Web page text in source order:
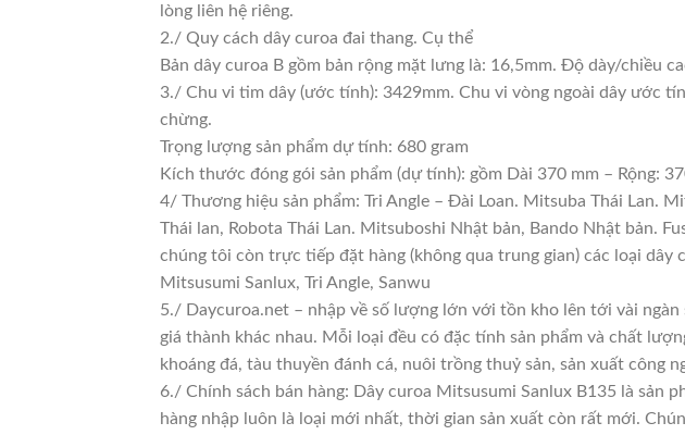
lòng liên hệ riêng.
2./ Quy cách dây curoa đai thang. Cụ thể
Bản dây curoa B gồm bản rộng mặt lưng là: 16,5mm. Độ dày/chiều
3./ Chu vi tim dây (ước tính): 3429mm. Chu vi vòng ngoài dây ước
chừng.
Trọng lượng sản phẩm dự tính: 680 gram
Kích thước đóng gói sản phẩm (dự tính): gồm Dài 370 mm – Rộng:
4/ Thương hiệu sản phẩm: Tri Angle – Đài Loan. Mitsuba Thái Lan.
Thái lan, Robota Thái Lan. Mitsuboshi Nhật bản, Bando Nhật bản.
chúng tôi còn trực tiếp đặt hàng (không qua trung gian) các loại
Mitsusumi Sanlux, Tri Angle, Sanwu
5./ Daycuroa.net – nhập về số lượng lớn với tồn kho lên tới vài
giá thành khác nhau. Mỗi loại đều có đặc tính sản phẩm và chất
khoáng đá, tàu thuyền đánh cá, nuôi trồng thuỷ sản, sản xuất công
6./ Chính sách bán hàng: Dây curoa Mitsusumi Sanlux B135 là sản
hàng nhập luôn là loại mới nhất, thời gian sản xuất còn rất mới.